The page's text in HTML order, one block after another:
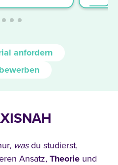
anfordern
wasdu studierst,
Ansatz, Theorie und